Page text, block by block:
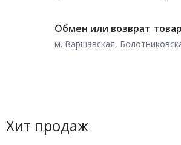
Обмен или возврат
м. Варшавская,
Хит продаж